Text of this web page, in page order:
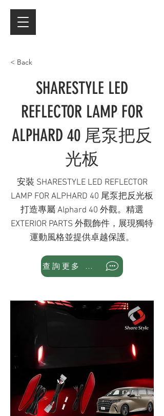
< Back
SHARESTYLE LED
REFLECTOR LAMP FOR
ALPHARD 40 尾泵把反
光板
安裝 SHARESTYLE LED REFLECTOR
LAMP FOR ALPHARD 40 尾泵把反光板
打造專屬 Alphard 40 外觀。精選
EXTERIOR PARTS 外觀飾件，展現獨特
運動風格並提供卓越保護。
查詢更多 WhatsApp